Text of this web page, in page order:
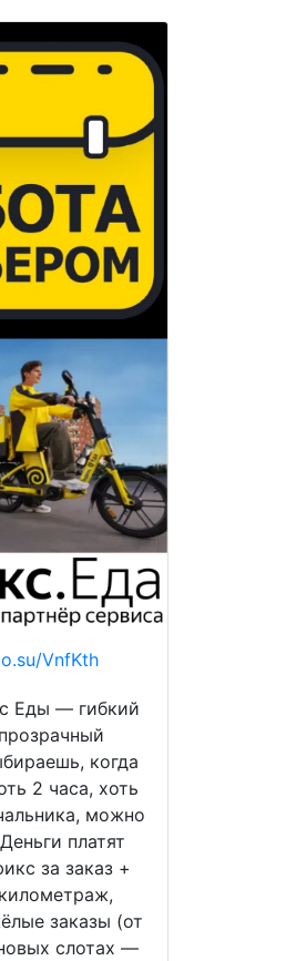
VnfKth
Еды — гибкий
когда
2 часа, хоть
можно
платят
за заказ +
заказы (от
слотах —